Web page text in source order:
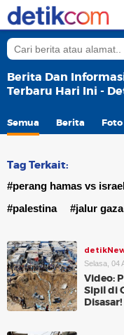
Berita Dan
Terbaru Hari Ini -
Semua Berita Foto
Tag Terkait:
#perang hamas vs
#palestina
#jalur gaza
Selasa, 04
Video:
Sipil di
Disasar!